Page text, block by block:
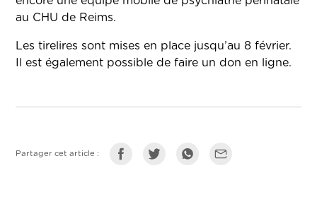
au CHU de Reims.
Les tirelires sont mises en place jusqu’au 8 février.
Il est également possible de faire un don en ligne.
Partager cet article :